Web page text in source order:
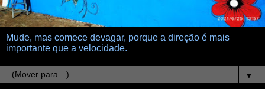
Mude, mas comece devagar, porque a direção é mais
importante que a velocidade.
▼